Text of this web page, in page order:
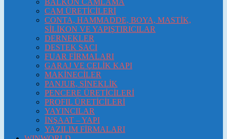
BALKON CAMLAMA
CAM ÜRETİCİLERİ
CONTA, HAMMADDE, BOYA, MASTİK,
SİLİKON VE YAPIŞTIRICILAR
DERNEKLER
DESTEK SACI
FUAR FİRMALARI
GARAJ VE ÇELİK KAPI
MAKİNECİLER
PANJUR, SİNEKLİK
PENCERE ÜRETİCİLERİ
PROFIL ÜRETİCİLERİ
YAYINCILAR
İNŞAAT – YAPI
YAZILIM FİRMALARI